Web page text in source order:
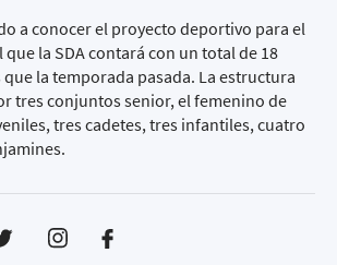
a conocer el proyecto deportivo para el
que la SDA contará con un total de 18
la temporada pasada. La estructura
tres conjuntos senior, el femenino de
tres cadetes, tres infantiles, cuatro